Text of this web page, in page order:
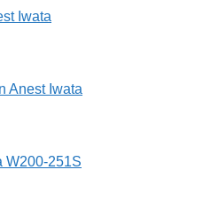
Iwata
Anest Iwata
W200-251S